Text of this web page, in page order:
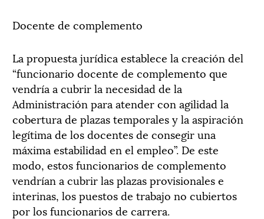
Docente de complemento
La propuesta jurídica establece la creación del
“funcionario docente de complemento que
vendría a cubrir la necesidad de la
Administración para atender con agilidad la
cobertura de plazas temporales y la aspiración
legítima de los docentes de consegir una
máxima estabilidad en el empleo”. De este
modo, estos funcionarios de complemento
vendrían a cubrir las plazas provisionales e
interinas, los puestos de trabajo no cubiertos
por los funcionarios de carrera.